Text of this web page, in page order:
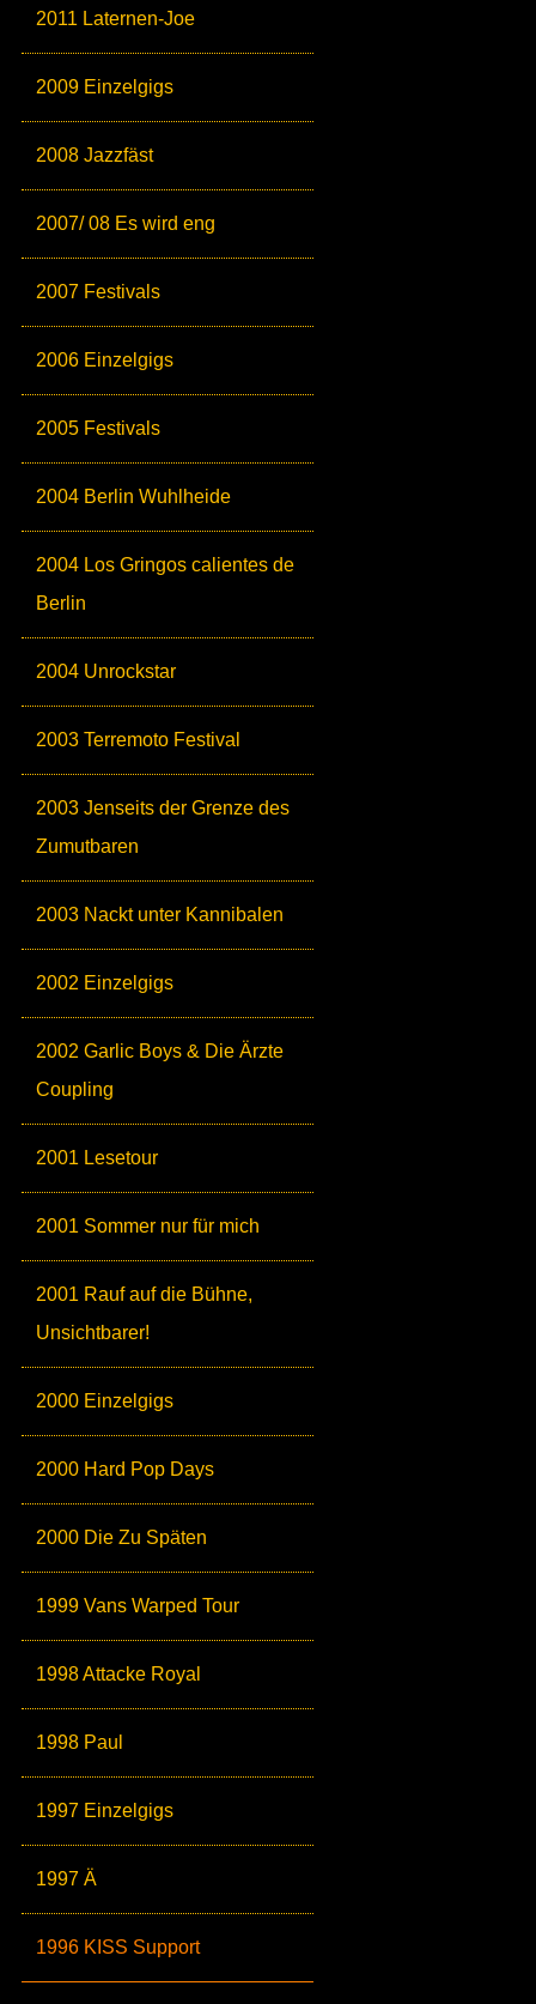
2011 Laternen-Joe
2009 Einzelgigs
2008 Jazzfäst
2007/ 08 Es wird eng
2007 Festivals
2006 Einzelgigs
2005 Festivals
2004 Berlin Wuhlheide
2004 Los Gringos calientes de
Berlin
2004 Unrockstar
2003 Terremoto Festival
2003 Jenseits der Grenze des
Zumutbaren
2003 Nackt unter Kannibalen
2002 Einzelgigs
2002 Garlic Boys & Die Ärzte
Coupling
2001 Lesetour
2001 Sommer nur für mich
2001 Rauf auf die Bühne,
Unsichtbarer!
2000 Einzelgigs
2000 Hard Pop Days
2000 Die Zu Späten
1999 Vans Warped Tour
1998 Attacke Royal
1998 Paul
1997 Einzelgigs
1997 Ä
1996 KISS Support